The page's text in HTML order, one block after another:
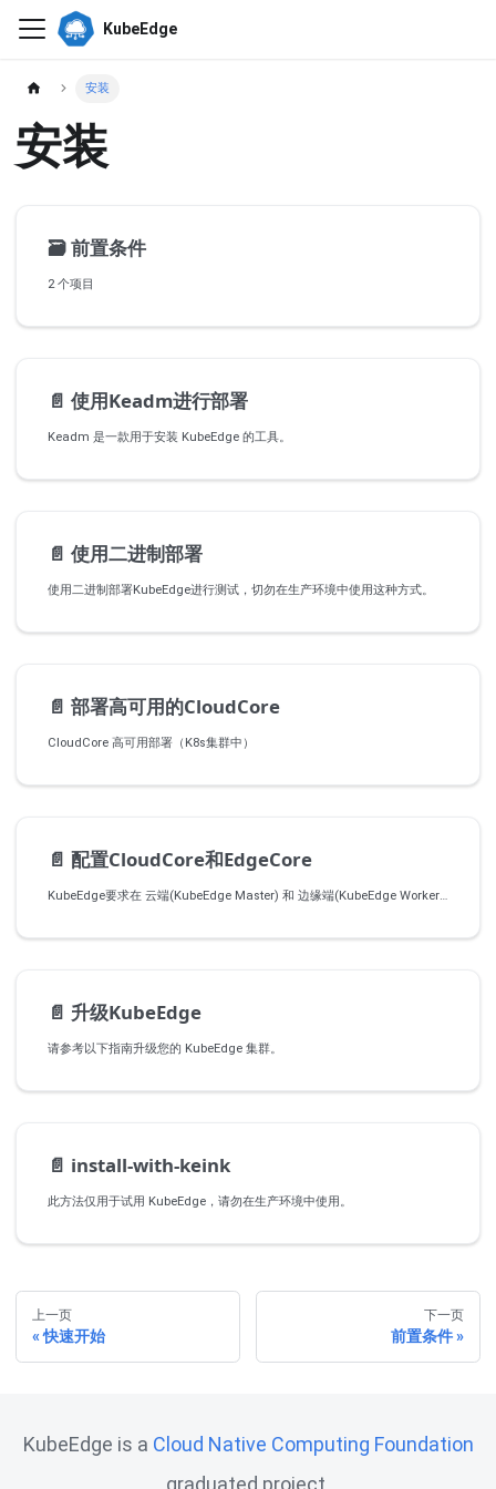
KubeEdge
安装
安装
🗃️前置条件
2 个项目
📄️ 使用Keadm进行部署
Keadm 是一款用于安装 KubeEdge 的工具。
📄️ 使用二进制部署
使用二进制部署KubeEdge进行测试，切勿在生产环境中使用这种方式。
📄️ 部署高可用的CloudCore
CloudCore 高可用部署（K8s集群中）
📄️ 配置CloudCore和EdgeCore
KubeEdge要求在 云端(KubeEdge Master) 和 边缘端(KubeEdge Worker Node) 都进行对应的配置
📄️ 升级KubeEdge
请参考以下指南升级您的 KubeEdge 集群。
📄️ install-with-keink
此方法仅用于试用 KubeEdge，请勿在生产环境中使用。
上一页
快速开始
下一页
前置条件
KubeEdge is a Cloud Native Computing Foundation
graduated project.